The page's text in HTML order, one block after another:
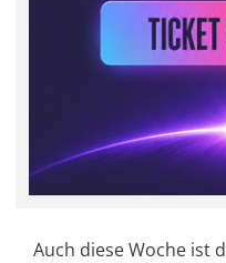
Auch diese Woche ist